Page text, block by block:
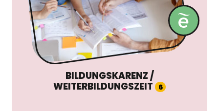
BILDUNGSKARENZ /
WEITERBILDUNGSZEIT
6